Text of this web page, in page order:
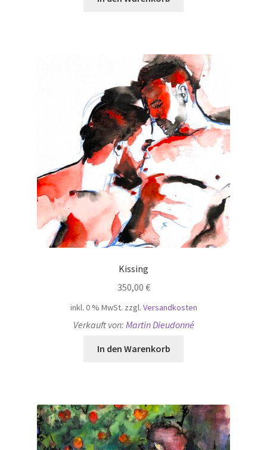
Kissing
350,00 €
inkl. 0 % MwSt. zzgl. Versandkosten
Verkauft von: Martin Dieudonné
In den Warenkorb